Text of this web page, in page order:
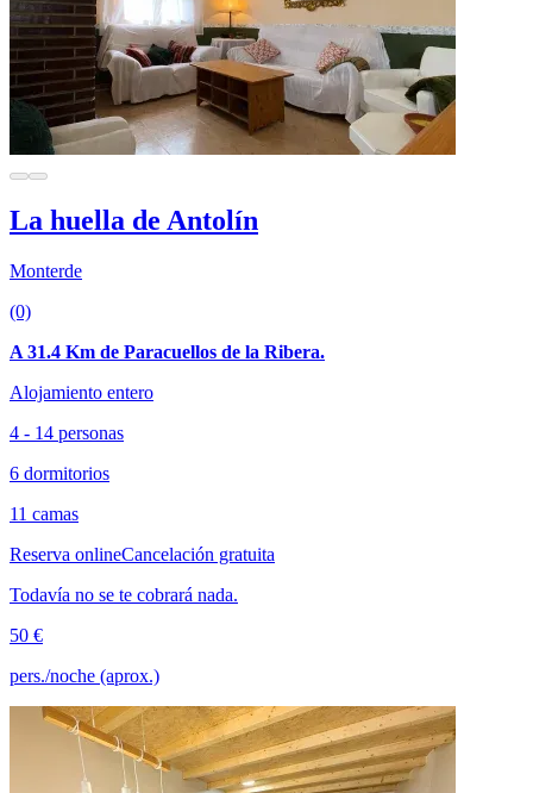
La huella de Antolín
Monterde
(0)
A 31.4 Km de Paracuellos de la Ribera.
Alojamiento entero
4 - 14 personas
6 dormitorios
11 camas
Reserva onlineCancelación gratuita
Todavía no se te cobrará nada.
50 €
pers./noche (aprox.)